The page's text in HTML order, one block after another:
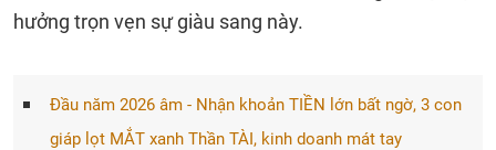
hưởng trọn vẹn sự giàu sang này.
Đầu năm 2026 âm - Nhận khoản TIỀN lớn bất ngờ, 3 con
giáp lọt MẮT xanh Thần TÀI, kinh doanh mát tay